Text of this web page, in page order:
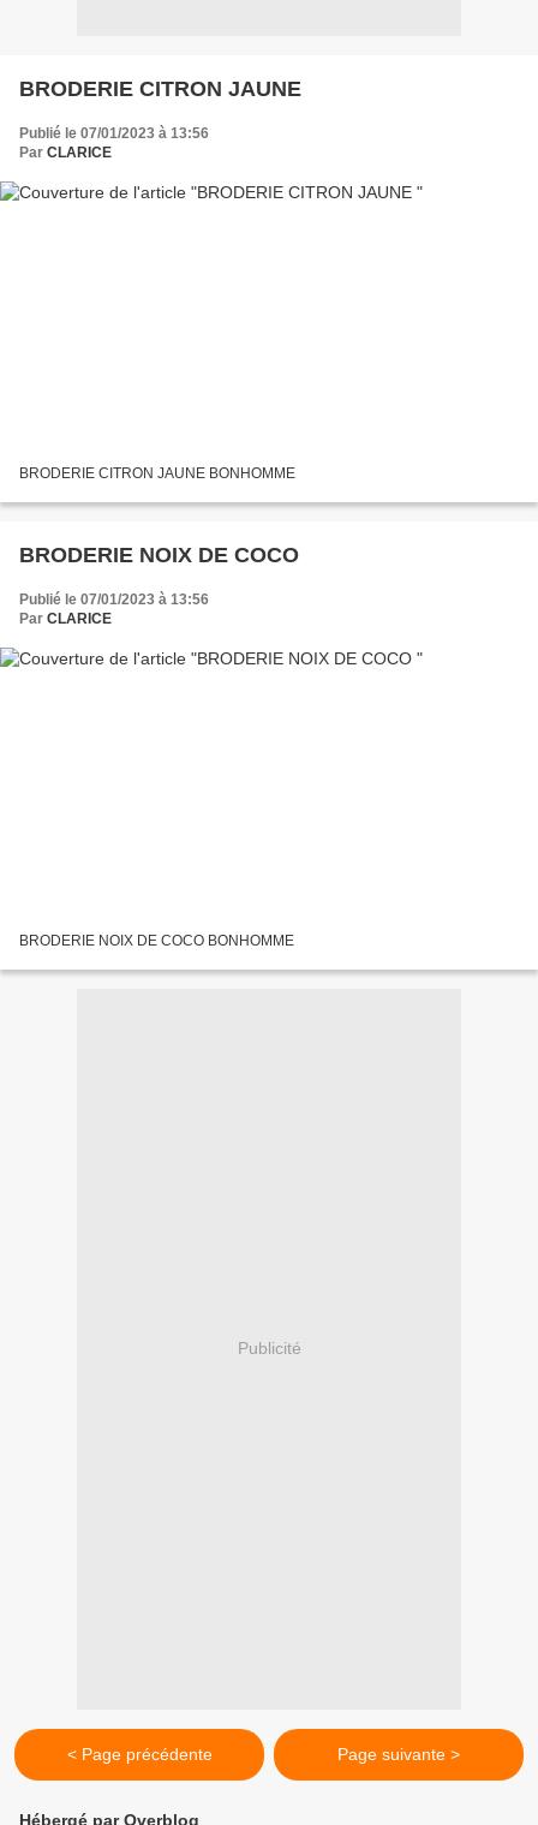
BRODERIE CITRON JAUNE
Publié le 07/01/2023 à 13:56
Par CLARICE
BRODERIE CITRON JAUNE BONHOMME
BRODERIE NOIX DE COCO
Publié le 07/01/2023 à 13:56
Par CLARICE
BRODERIE NOIX DE COCO BONHOMME
Publicité
< Page précédente Page suivante >
Hébergé par Overblog